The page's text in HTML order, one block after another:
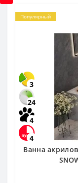
Популярный
3
24
4
4
Ванна